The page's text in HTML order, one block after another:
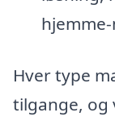
Hver type
tilgange, og